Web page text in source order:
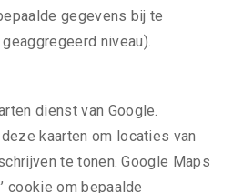
gegevens bij te
niveau).
dienst van Google.
kaarten om locaties van
te tonen. Google Maps
cookie om bepaalde